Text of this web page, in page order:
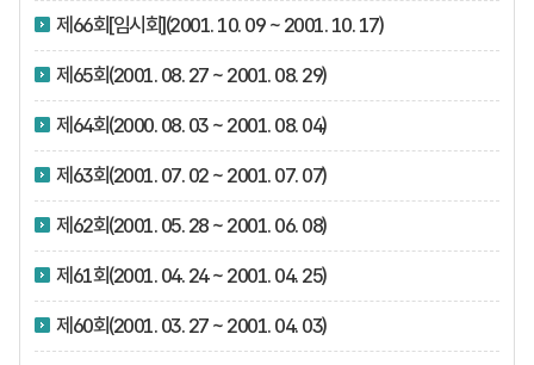
제66회[임시회](2001. 10. 09 ~ 2001. 10. 17)
제65회(2001. 08. 27 ~ 2001. 08. 29)
제64회(2000. 08. 03 ~ 2001. 08. 04)
제63회(2001. 07. 02 ~ 2001. 07. 07)
제62회(2001. 05. 28 ~ 2001. 06. 08)
제61회(2001. 04. 24 ~ 2001. 04. 25)
제60회(2001. 03. 27 ~ 2001. 04. 03)